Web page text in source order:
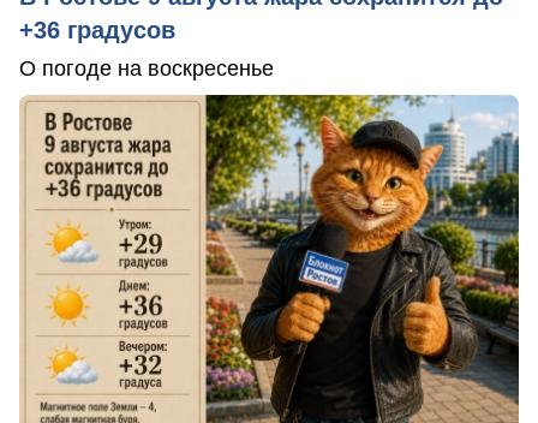
+36 градусов
О погоде на воскресенье